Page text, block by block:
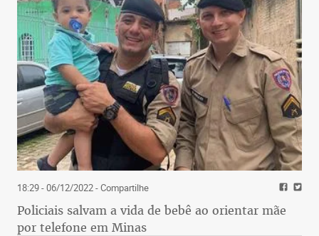
18:29 - 06/12/2022- Compartilhe
Policiais salvam a vida de bebê ao orientar mãe
por telefone em Minas